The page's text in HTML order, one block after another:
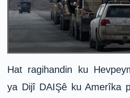
Hat ragihandin ku
ya Dijî DAIŞê ku Amerîka